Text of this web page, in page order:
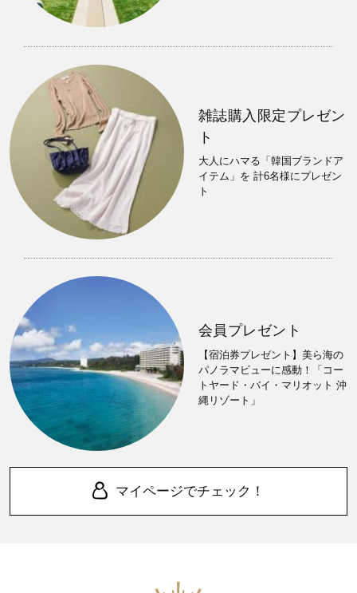
雑誌購入限定プレゼン
ト
大人にハマる「韓国ブランドア
イテム」を 計6名様にプレゼン
ト
会員プレゼント
【宿泊券プレゼント】美ら海の
パノラマビューに感動！「コー
トヤード・バイ・マリオット 沖
縄リゾート」
マイページでチェック！